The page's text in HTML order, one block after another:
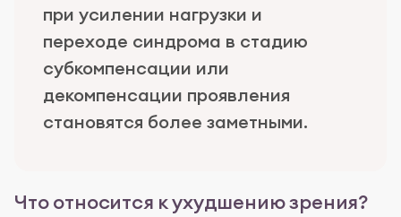
при усилении нагрузки и
переходе синдрома в стадию
субкомпенсации или
декомпенсации проявления
становятся более заметными.
Что относится к ухудшению зрения?